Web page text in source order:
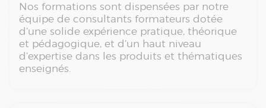
Nos formations sont dispensées par notre
équipe de consultants formateurs dotée
d’une solide expérience pratique, théorique
et pédagogique, et d’un haut niveau
d’expertise dans les produits et thématiques
enseignés.